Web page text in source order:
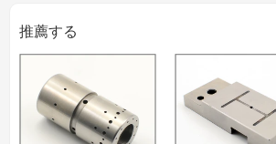
ジ、高さゲージ、
00級大理石定番、栓ゲージ、ネジゲー
道具を揃っております。
部品が全数検査を行っております。
○日本語と英語にも対応できます。
○弊社は輸出ライセンスを持っておりま
○OEM: 可
○最小ロット数:1 pcs納期:発注後 15日
推薦する